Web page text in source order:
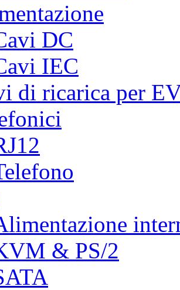
DC
IEC
di ricarica per
& PS/2